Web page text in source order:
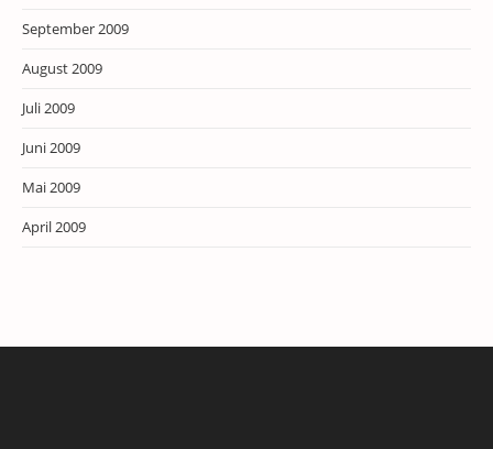
September 2009
August 2009
Juli 2009
Juni 2009
Mai 2009
April 2009